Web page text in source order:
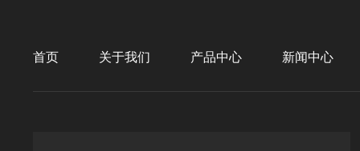
首页 关于我们 产品中心 新闻中心